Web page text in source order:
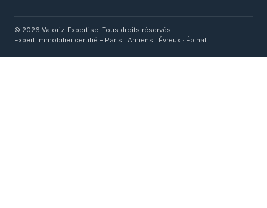
© 2026 Valoriz-Expertise. Tous droits réservés.
Expert immobilier certifié – Paris · Amiens · Évreux · Épinal